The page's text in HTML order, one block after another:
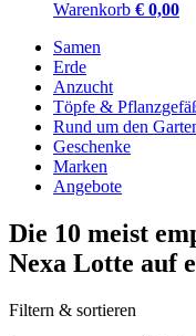
Warenkorb € 0,00
Samen
Erde
Anzucht
Töpfe &
Rund um den
Geschenke
Marken
Angebote
Die 10 meist
Nexa Lotte auf
Filtern & sortieren